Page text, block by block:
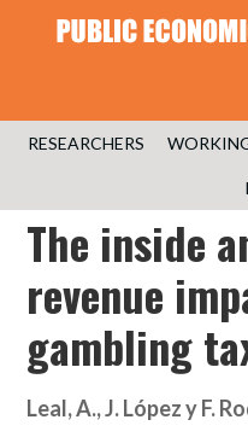
RESEARCHERS
The inside
revenue
gambling
Leal, A., J. López y F.